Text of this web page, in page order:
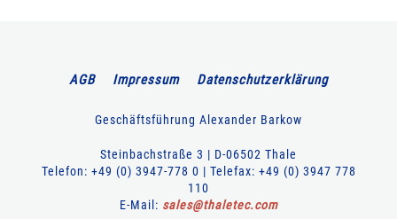
AGB Impressum Datenschutzerklärung
Geschäftsführung Alexander Barkow
Steinbachstraße 3 | D-06502 Thale
Telefon: +49 (0) 3947-778 0 | Telefax: +49 (0) 3947 778
110
E-Mail: sales@thaletec.com